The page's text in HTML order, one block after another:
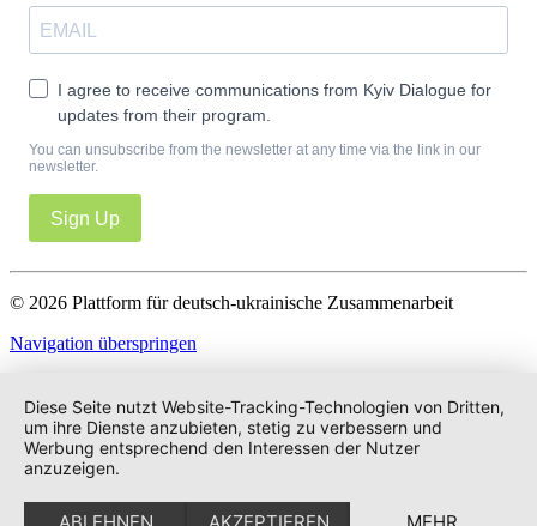
I agree to receive communications from Kyiv Dialogue for
updates from their program.
You can unsubscribe from the newsletter at any time via the link in our
newsletter.
Sign Up
© 2026 Plattform für deutsch-ukrainische Zusammenarbeit
Navigation überspringen
Datenschutz
Diese Seite nutzt Website-Tracking-Technologien von Dritten,
um ihre Dienste anzubieten, stetig zu verbessern und
Werbung entsprechend den Interessen der Nutzer
anzuzeigen.